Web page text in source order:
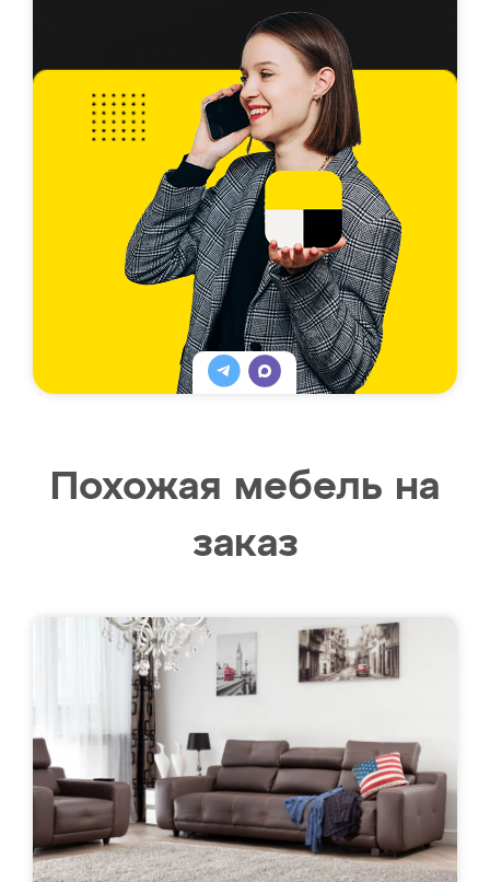
Похожая мебель на
заказ